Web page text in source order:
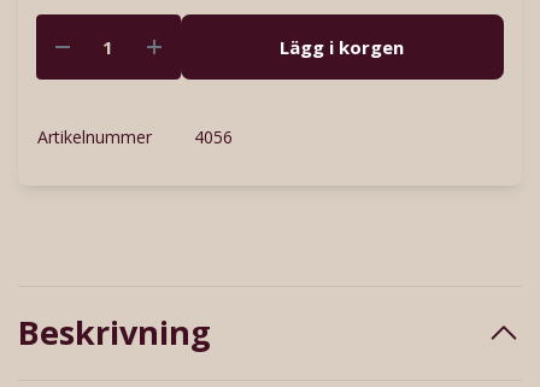
Lägg i korgen
Artikelnummer 4056
Beskrivning